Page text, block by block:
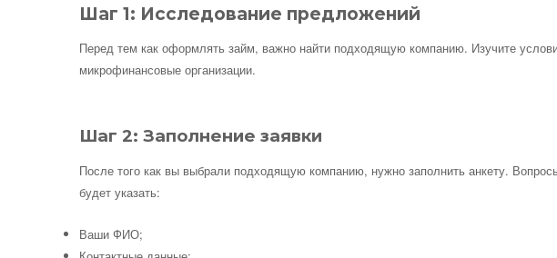
Шаг 1: Исследование предложений
Перед тем как оформлять займ, важно найти подходящую компанию. Изучите
микрофинансовые организации.
Шаг 2: Заполнение заявки
После того как вы выбрали подходящую компанию, нужно заполнить анкету.
будет указать:
Ваши ФИО;